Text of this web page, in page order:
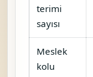
terimi
sayısı
Meslek
kolu